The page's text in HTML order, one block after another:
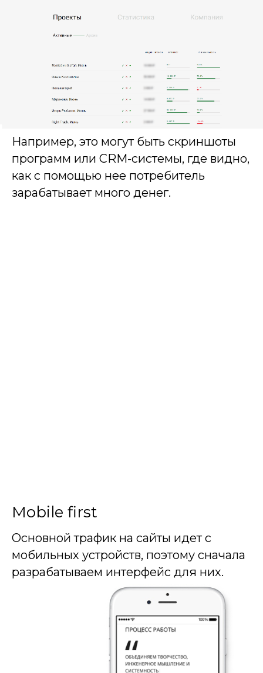
Например, это могут быть скриншоты
программ или CRM-системы, где видно,
как с помощью нее потребитель
зарабатывает много денег.
Mobile first
Основной трафик на сайты идет с
мобильных устройств, поэтому сначала
разрабатываем интерфейс для них.